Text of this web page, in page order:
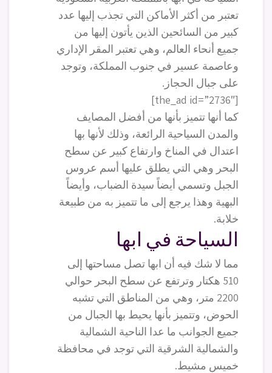
تعتبر من أكثر الأماكن التي تجذب إليها عدد
كبير من السائحين الذين يأتون إليها من
جميع أنحاء العالم، وهي تعتبر المقر الإداري
وعاصمة عسير في جنوب المملكة، وتوجد
على جبال الحجاز.
[the_ad id=”2736″]
كما أنها تتميز بأنها من أفضل المصايف
والمدن السياحية الرائعة، وذلك لأنها بها
اعتدال في المناخ وارتفاع كبير عن سطح
البحر وهي التي يطلق عليها أسم عروس
الجبل وتسمي أيضاً سيدة الضباب، وأيضاً
البهية وهذا يرجع إلى ما تتميز به من طبيعة
خلابة.
السياحة في ابها
مما لا شك فيه أن ابها تصل مساحتها إلى
510 هكتار وترتفع عن سطح البحر حوالي
2200 متر، وهي من المناطق التي تشبه
الحوض، وتتميز بأنها يحيط بها الجبال من
جميع الجوانب ما عدا الناحية الشمالية
والشمالية الشرقية التي توجد في محافظة
خميس مشيط.